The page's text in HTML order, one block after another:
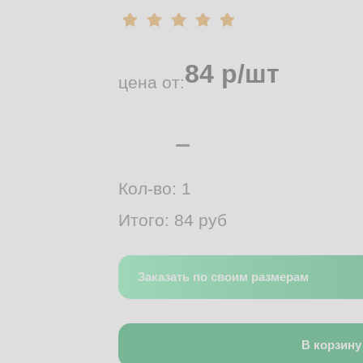
цена от:84 р/шт
Кол-во: 1
Итого: 84 руб
Заказать по своим размерам
В корзину